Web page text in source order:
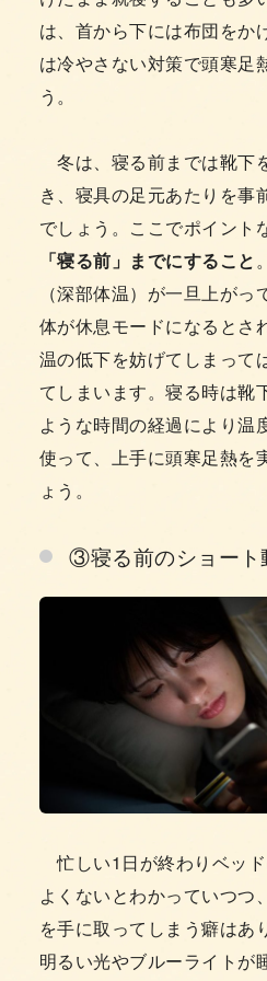
は、首から下には布団をか
は冷やさない対策で頭寒足
う。
冬は、寝る前までは靴下
き、寝具の足元あたりを事
でしょう。ここでポイント
「寝る前」までにすること
（深部体温）が一旦上がっ
体が休息モードになるとさ
温の低下を妨げてしまって
てしまいます。寝る時は靴
ような時間の経過により温
使って、上手に頭寒足熱を
ょう。
③寝る前のショート
忙しい1日が終わりベッド
よくないとわかっていつつ
を手に取ってしまう癖はあ
明るい光やブルーライトが